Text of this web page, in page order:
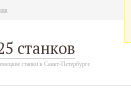
станков
станки в Санкт-Петербурге